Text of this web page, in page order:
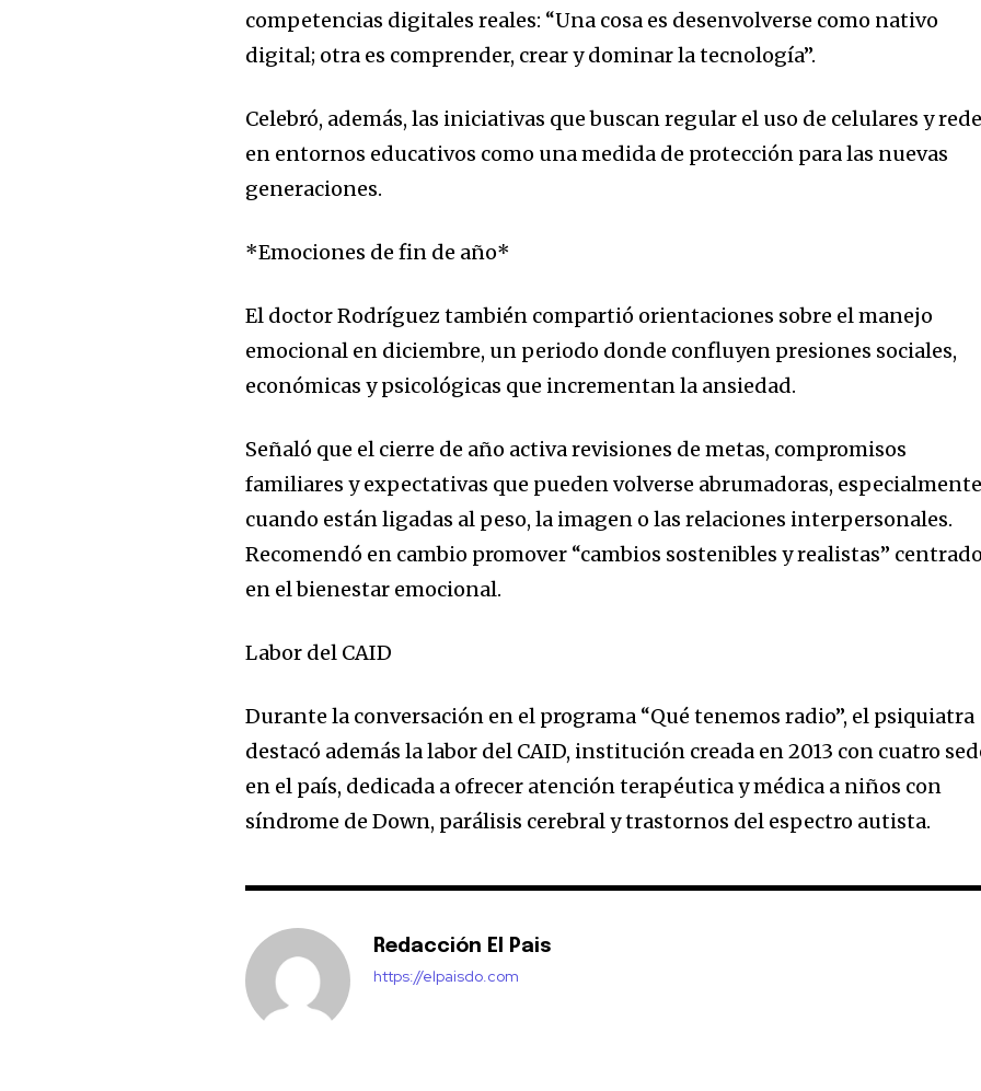
competencias digitales reales: “Una cosa es desenvolverse como nativo
digital; otra es comprender, crear y dominar la tecnología”.
Celebró, además, las iniciativas que buscan regular el uso de celulares y
en entornos educativos como una medida de protección para las nuevas
generaciones.
*Emociones de fin de año*
El doctor Rodríguez también compartió orientaciones sobre el manejo
emocional en diciembre, un periodo donde confluyen presiones sociales,
económicas y psicológicas que incrementan la ansiedad.
Señaló que el cierre de año activa revisiones de metas, compromisos
familiares y expectativas que pueden volverse abrumadoras,
cuando están ligadas al peso, la imagen o las relaciones interpersonales.
Recomendó en cambio promover “cambios sostenibles y realistas”
en el bienestar emocional.
Labor del CAID
Durante la conversación en el programa “Qué tenemos radio”, el psiquiatra
destacó además la labor del CAID, institución creada en 2013 con cuatro
en el país, dedicada a ofrecer atención terapéutica y médica a niños con
síndrome de Down, parálisis cerebral y trastornos del espectro autista.
Redacción El Pais
https://elpaisdo.com